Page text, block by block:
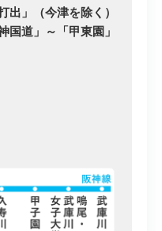
出」（今津を除く）
国道」～「甲東園」